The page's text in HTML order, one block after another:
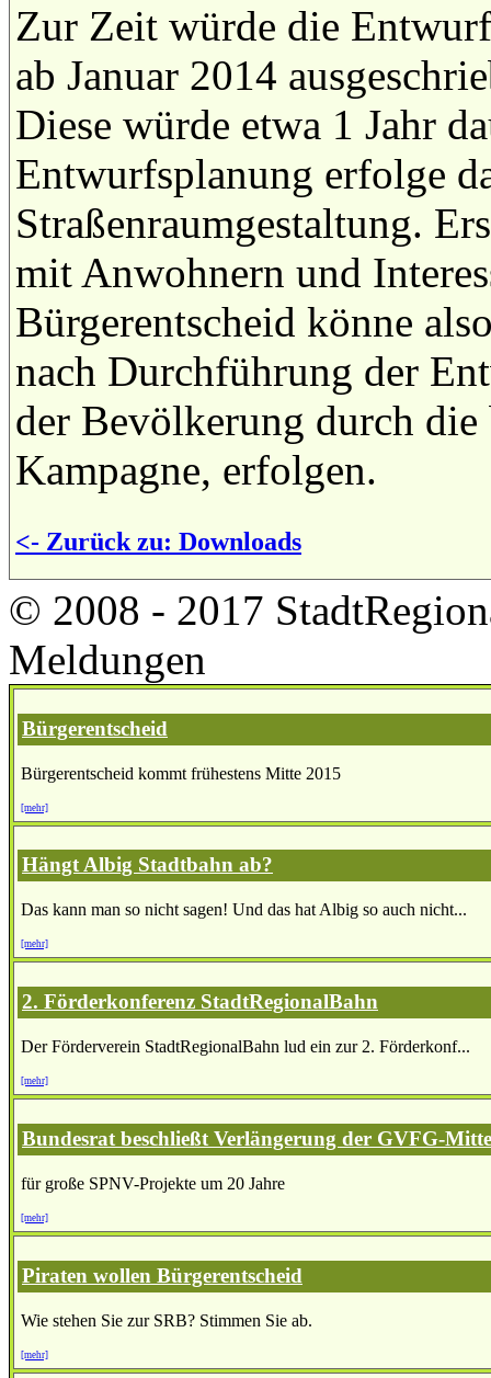
Zur Zeit würde die
ab Januar 2014
Diese würde etwa 1 Jahr
Entwurfsplanung erfolge
Straßenraumgestaltung.
mit Anwohnern und
Bürgerentscheid könne
nach Durchführung der
der Bevölkerung durch
Kampagne, erfolgen.
<- Zurück zu: Downloads
© 2008 - 2017
Meldungen
Bürgerentscheid
Bürgerentscheid kommt frühestens Mitte 2015
[mehr]
Hängt Albig Stadtbahn ab?
Das kann man so nicht sagen! Und das hat Albig so auch nicht...
[mehr]
2. Förderkonferenz StadtRegionalBahn
Der Förderverein StadtRegionalBahn lud ein zur 2. Förderkonf...
[mehr]
Bundesrat beschließt Verlängerung der GVFG-
für große SPNV-Projekte um 20 Jahre
[mehr]
Piraten wollen Bürgerentscheid
Wie stehen Sie zur SRB? Stimmen Sie ab.
[mehr]